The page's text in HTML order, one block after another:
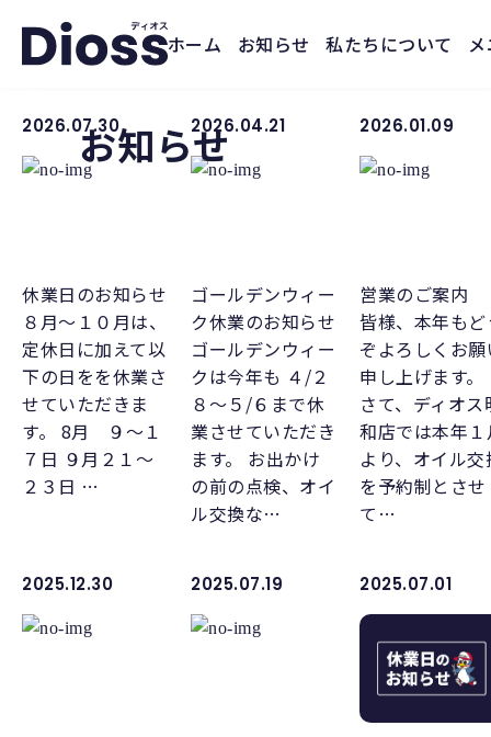
ホーム お知らせ 私たちについて
お知らせ
2026.07.30
休業日のお知らせ
８月～１０月は、
定休日に加えて以
下の日をを休業さ
せていただきま
す。 8月 ９～１
７日 ９月２１～
２３日 …
2026.04.21
ゴールデンウィー
ク休業のお知らせ
ゴールデンウィー
クは今年も ４/２
８～５/６まで休
業させていただき
ます。 お出かけ
の前の点検、オイ
ル交換な…
2026.01.09
営業のご案内
皆様、本年もど
ぞよろしくお願
申し上げます。
さて、ディオス
和店では本年１
より、オイル交
を予約制とさせ
て…
2025.12.30 2025.07.19 2025.07.01